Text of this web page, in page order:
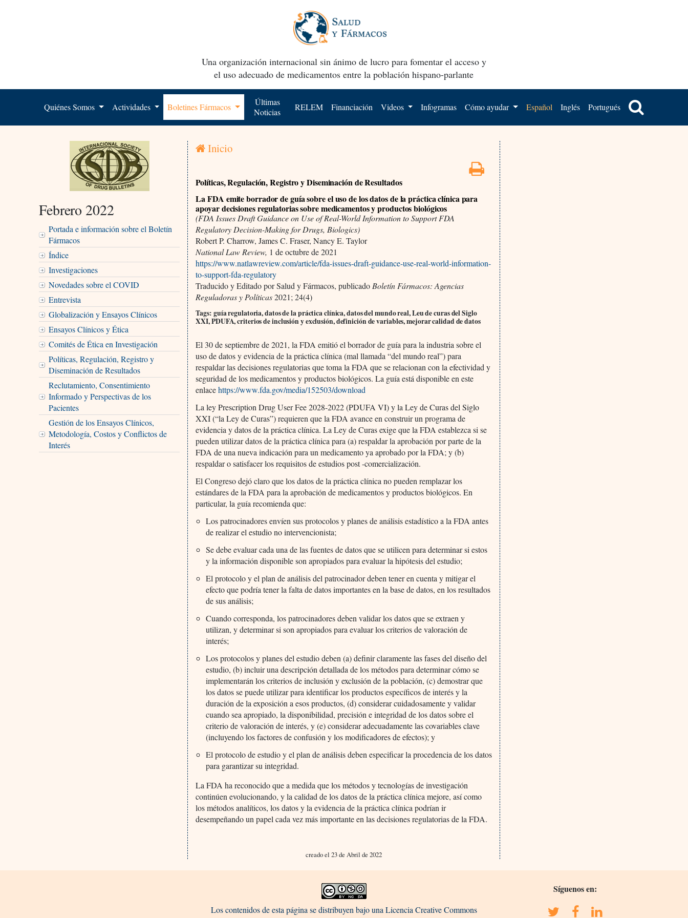
Una organización internacional sin ánimo de lucro para fomentar el acceso y
el uso adecuado de medicamentos entre la población hispano-parlante
Quiénes Somos Actividades Boletines Fármacos
Últimas
Noticias
RELEM Financiación Videos Infogramas Cómo ayudar Español Inglés Portugués
Febrero 2022
Portada e información sobre el Boletín
Fármacos
Índice
Investigaciones
Novedades sobre el COVID
Entrevista
Globalización y Ensayos Clínicos
Ensayos Clínicos y Ética
Comités de Ética en Investigación
Políticas, Regulación, Registro y
Diseminación de Resultados
Reclutamiento, Consentimiento
Informado y Perspectivas de los
Pacientes
Gestión de los Ensayos Clínicos,
Metodología, Costos y Conflictos de
Interés
Inicio
Políticas, Regulación, Registro y Diseminación de Resultados
La FDA emite borrador de guía sobre el uso de los datos de la práctica clínica para
apoyar decisiones regulatorias sobre medicamentos y productos biológicos
(FDA Issues Draft Guidance on Use of Real-World Information to Support FDA
Regulatory Decision-Making for Drugs, Biologics)
Robert P. Charrow, James C. Fraser, Nancy E. Taylor
National Law Review, 1 de octubre de 2021
https://www.natlawreview.com/article/fda-issues-draft-guidance-use-real-world-information-
to-support-fda-regulatory
Traducido y Editado por Salud y Fármacos, publicadoBoletín Fármacos: Agencias
Reguladoras y Políticas2021; 24(4)
Tags: guía regulatoria, datos de la práctica clínica, datos del mundo real, Leu de curas del Siglo
XXI, PDUFA, criterios de inclusión y exclusión, definición de variables, mejorar calidad de datos
El 30 de septiembre de 2021, la FDA emitió el borrador de guía para la industria sobre el
uso de datos y evidencia de la práctica clínica (mal llamada “del mundo real”) para
respaldar las decisiones regulatorias que toma la FDA que se relacionan con la efectividad y
seguridad de los medicamentos y productos biológicos. La guía está disponible en este
enlacehttps://www.fda.gov/media/152503/download
La ley Prescription Drug User Fee 2028-2022 (PDUFA VI) y la Ley de Curas del Siglo
XXI (“la Ley de Curas”) requieren que la FDA avance en construir un programa de
evidencia y datos de la práctica clínica. La Ley de Curas exige que la FDA establezca si se
pueden utilizar datos de la práctica clínica para (a) respaldar la aprobación por parte de la
FDA de una nueva indicación para un medicamento ya aprobado por la FDA; y (b)
respaldar o satisfacer los requisitos de estudios post -comercialización.
El Congreso dejó claro que los datos de la práctica clínica no pueden remplazar los
estándares de la FDA para la aprobación de medicamentos y productos biológicos. En
particular, la guía recomienda que:
Los patrocinadores envíen sus protocolos y planes de análisis estadístico a la FDA antes
de realizar el estudio no intervencionista;
Se debe evaluar cada una de las fuentes de datos que se utilicen para determinar si estos
y la información disponible son apropiados para evaluar la hipótesis del estudio;
El protocolo y el plan de análisis del patrocinador deben tener en cuenta y mitigar el
efecto que podría tener la falta de datos importantes en la base de datos, en los resultados
de sus análisis;
Cuando corresponda, los patrocinadores deben validar los datos que se extraen y
utilizan, y determinar si son apropiados para evaluar los criterios de valoración de
interés;
Los protocolos y planes del estudio deben (a) definir claramente las fases del diseño del
estudio, (b) incluir una descripción detallada de los métodos para determinar cómo se
implementarán los criterios de inclusión y exclusión de la población, (c) demostrar que
los datos se puede utilizar para identificar los productos específicos de interés y la
duración de la exposición a esos productos, (d) considerar cuidadosamente y validar
cuando sea apropiado, la disponibilidad, precisión e integridad de los datos sobre el
criterio de valoración de interés, y (e) considerar adecuadamente las covariables clave
(incluyendo los factores de confusión y los modificadores de efectos); y
El protocolo de estudio y el plan de análisis deben especificar la procedencia de los datos
para garantizar su integridad.
La FDA ha reconocido que a medida que los métodos y tecnologías de investigación
continúen evolucionando, y la calidad de los datos de la práctica clínica mejore, así como
los métodos analíticos, los datos y la evidencia de la práctica clínica podrían ir
desempeñando un papel cada vez más importante en las decisiones regulatorias de la FDA.
creado el 23 de Abril de 2022
Los contenidos de esta página se distribuyen bajo una Licencia Creative Commons
Síguenos en: